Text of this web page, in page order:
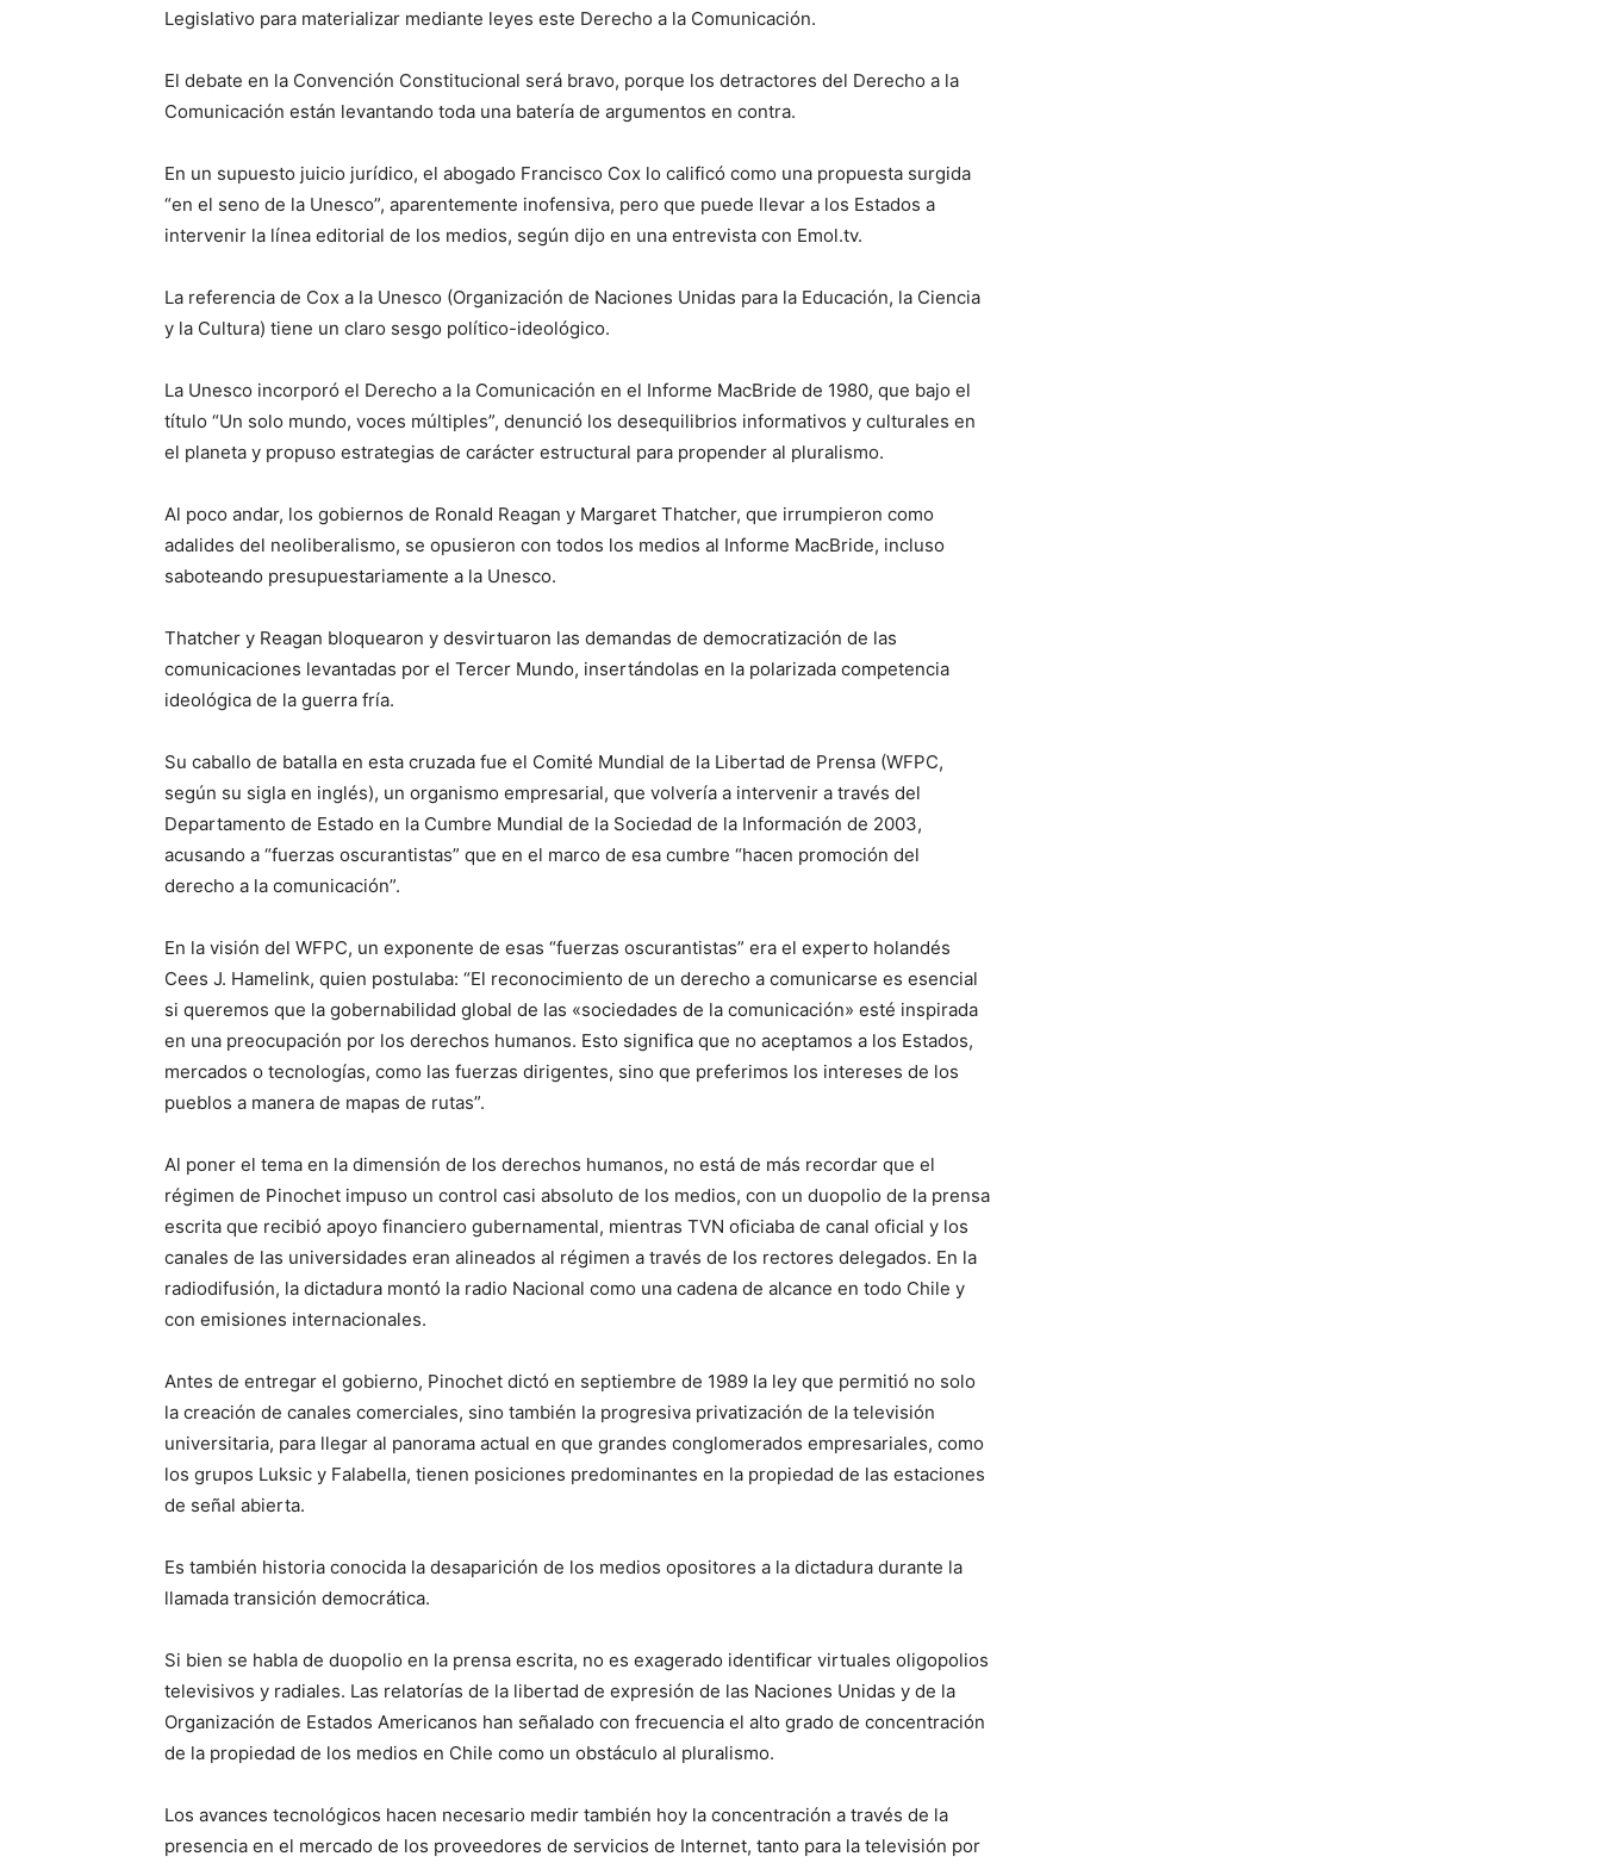
Legislativo para materializar mediante leyes este Derecho a la Comunicación.
El debate en la Convención Constitucional será bravo, porque los detractores del Derecho a la
Comunicación están levantando toda una batería de argumentos en contra.
En un supuesto juicio jurídico, el abogado Francisco Cox lo calificó como una propuesta surgida
“en el seno de la Unesco”, aparentemente inofensiva, pero que puede llevar a los Estados a
intervenir la línea editorial de los medios, según dijo en una entrevista con Emol.tv.
La referencia de Cox a la Unesco (Organización de Naciones Unidas para la Educación, la Ciencia
y la Cultura) tiene un claro sesgo político-ideológico.
La Unesco incorporó el Derecho a la Comunicación en el Informe MacBride de 1980, que bajo el
título “Un solo mundo, voces múltiples”, denunció los desequilibrios informativos y culturales en
el planeta y propuso estrategias de carácter estructural para propender al pluralismo.
Al poco andar, los gobiernos de Ronald Reagan y Margaret Thatcher, que irrumpieron como
adalides del neoliberalismo, se opusieron con todos los medios al Informe MacBride, incluso
saboteando presupuestariamente a la Unesco.
Thatcher y Reagan bloquearon y desvirtuaron las demandas de democratización de las
comunicaciones levantadas por el Tercer Mundo, insertándolas en la polarizada competencia
ideológica de la guerra fría.
Su caballo de batalla en esta cruzada fue el Comité Mundial de la Libertad de Prensa (WFPC,
según su sigla en inglés), un organismo empresarial, que volvería a intervenir a través del
Departamento de Estado en la Cumbre Mundial de la Sociedad de la Información de 2003,
acusando a “fuerzas oscurantistas” que en el marco de esa cumbre “hacen promoción del
derecho a la comunicación”.
En la visión del WFPC, un exponente de esas “fuerzas oscurantistas” era el experto holandés
Cees J. Hamelink, quien postulaba: “El reconocimiento de un derecho a comunicarse es esencial
si queremos que la gobernabilidad global de las «sociedades de la comunicación» esté inspirada
en una preocupación por los derechos humanos. Esto significa que no aceptamos a los Estados,
mercados o tecnologías, como las fuerzas dirigentes, sino que preferimos los intereses de los
pueblos a manera de mapas de rutas”.
Al poner el tema en la dimensión de los derechos humanos, no está de más recordar que el
régimen de Pinochet impuso un control casi absoluto de los medios, con un duopolio de la prensa
escrita que recibió apoyo financiero gubernamental, mientras TVN oficiaba de canal oficial y los
canales de las universidades eran alineados al régimen a través de los rectores delegados. En la
radiodifusión, la dictadura montó la radio Nacional como una cadena de alcance en todo Chile y
con emisiones internacionales.
Antes de entregar el gobierno, Pinochet dictó en septiembre de 1989 la ley que permitió no solo
la creación de canales comerciales, sino también la progresiva privatización de la televisión
universitaria, para llegar al panorama actual en que grandes conglomerados empresariales, como
los grupos Luksic y Falabella, tienen posiciones predominantes en la propiedad de las estaciones
de señal abierta.
Es también historia conocida la desaparición de los medios opositores a la dictadura durante la
llamada transición democrática.
Si bien se habla de duopolio en la prensa escrita, no es exagerado identificar virtuales oligopolios
televisivos y radiales. Las relatorías de la libertad de expresión de las Naciones Unidas y de la
Organización de Estados Americanos han señalado con frecuencia el alto grado de concentración
de la propiedad de los medios en Chile como un obstáculo al pluralismo.
Los avances tecnológicos hacen necesario medir también hoy la concentración a través de la
presencia en el mercado de los proveedores de servicios de Internet, tanto para la televisión por